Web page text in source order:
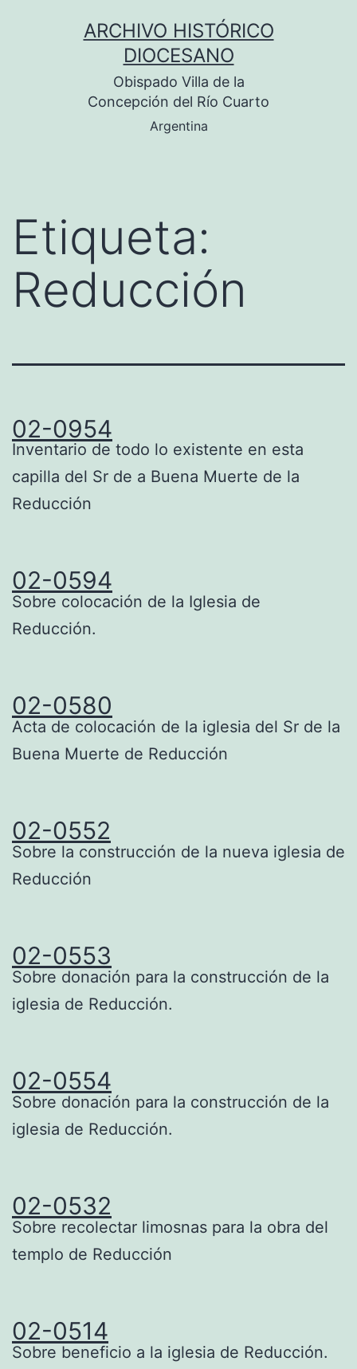
ARCHIVO HISTÓRICO
DIOCESANO
Obispado Villa de la
Concepción del Río Cuarto
Argentina
Etiqueta:
Reducción
02-0954
Inventario de todo lo existente en esta
capilla del Sr de a Buena Muerte de la
Reducción
02-0594
Sobre colocación de la Iglesia de
Reducción.
02-0580
Acta de colocación de la iglesia del Sr de la
Buena Muerte de Reducción
02-0552
Sobre la construcción de la nueva iglesia de
Reducción
02-0553
Sobre donación para la construcción de la
iglesia de Reducción.
02-0554
Sobre donación para la construcción de la
iglesia de Reducción.
02-0532
Sobre recolectar limosnas para la obra del
templo de Reducción
02-0514
Sobre beneficio a la iglesia de Reducción.